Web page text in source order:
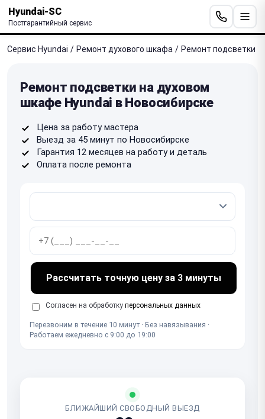
Hyundai-SC
Постгарантийный сервис
Сервис Hyundai / Ремонт духового шкафа / Ремонт подсветки
Ремонт подсветки на духовом
шкафе Hyundai в Новосибирске
Цена за работу мастера
Выезд за 45 минут по Новосибирске
Гарантия 12 месяцев на работу и деталь
Оплата после ремонта
Рассчитать точную цену за 3 минуты
Согласен на обработку персональных данных
Перезвоним в течение 10 минут · Без навязывания ·
Работаем ежедневно с 9:00 до 19:00
БЛИЖАЙШИЙ СВОБОДНЫЙ ВЫЕЗД